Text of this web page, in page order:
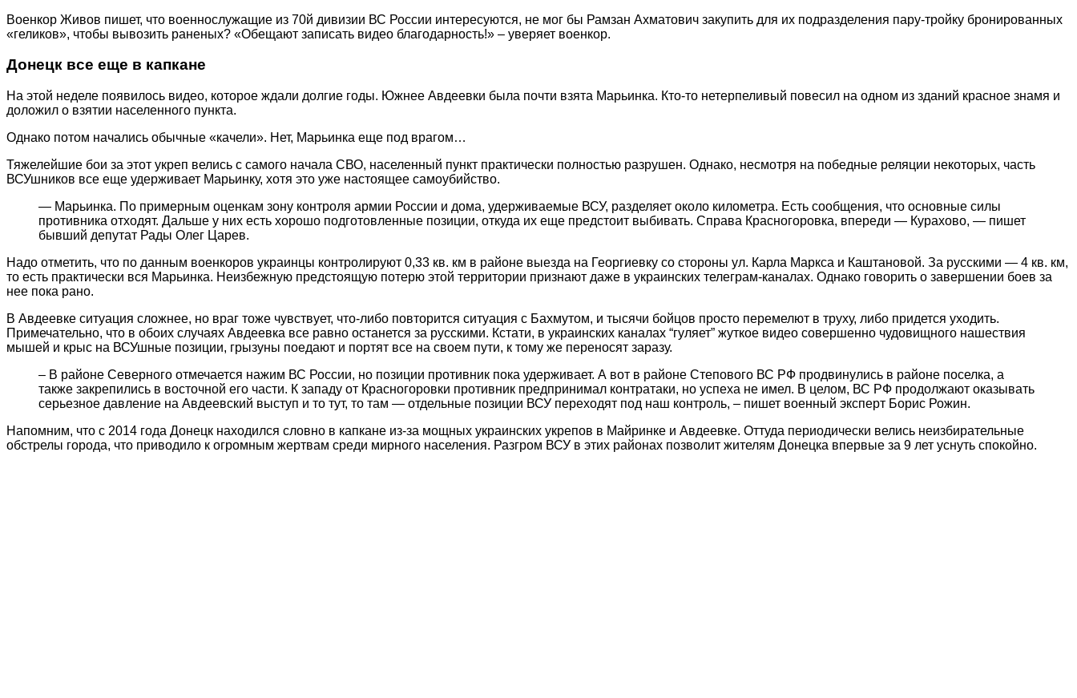
Военкор Живов пишет, что военнослужащие из 70й дивизии ВС России интересуются, не мог бы Рамзан Ахматович закупить для их подразделения пару-тройку бронированных
«геликов», чтобы вывозить раненых? «Обещают записать видео благодарность!» – уверяет военкор.
Донецк все еще в капкане
На этой неделе появилось видео, которое ждали долгие годы. Южнее Авдеевки была почти взята Марьинка. Кто-то нетерпеливый повесил на одном из зданий красное знамя и
доложил о взятии населенного пункта.
Однако потом начались обычные «качели». Нет, Марьинка еще под врагом…
Тяжелейшие бои за этот укреп велись с самого начала СВО, населенный пункт практически полностью разрушен. Однако, несмотря на победные реляции некоторых, часть
ВСУшников все еще удерживает Марьинку, хотя это уже настоящее самоубийство.
— Марьинка. По примерным оценкам зону контроля армии России и дома, удерживаемые ВСУ, разделяет около километра. Есть сообщения, что основные силы
противника отходят. Дальше у них есть хорошо подготовленные позиции, откуда их еще предстоит выбивать. Справа Красногоровка, впереди — Курахово, — пишет
бывший депутат Рады Олег Царев.
Надо отметить, что по данным военкоров украинцы контролируют 0,33 кв. км в районе выезда на Георгиевку со стороны ул. Карла Маркса и Каштановой. За русскими — 4 кв. км,
то есть практически вся Марьинка. Неизбежную предстоящую потерю этой территории признают даже в украинских телеграм-каналах. Однако говорить о завершении боев за
нее пока рано.
В Авдеевке ситуация сложнее, но враг тоже чувствует, что-либо повторится ситуация с Бахмутом, и тысячи бойцов просто перемелют в труху, либо придется уходить.
Примечательно, что в обоих случаях Авдеевка все равно останется за русскими. Кстати, в украинских каналах “гуляет” жуткое видео совершенно чудовищного нашествия
мышей и крыс на ВСУшные позиции, грызуны поедают и портят все на своем пути, к тому же переносят заразу.
– В районе Северного отмечается нажим ВС России, но позиции противник пока удерживает. А вот в районе Степового ВС РФ продвинулись в районе поселка, а
также закрепились в восточной его части. К западу от Красногоровки противник предпринимал контратаки, но успеха не имел. В целом, ВС РФ продолжают оказывать
серьезное давление на Авдеевский выступ и то тут, то там — отдельные позиции ВСУ переходят под наш контроль, – пишет военный эксперт Борис Рожин.
Напомним, что с 2014 года Донецк находился словно в капкане из-за мощных украинских укрепов в Майринке и Авдеевке. Оттуда периодически велись неизбирательные
обстрелы города, что приводило к огромным жертвам среди мирного населения. Разгром ВСУ в этих районах позволит жителям Донецка впервые за 9 лет уснуть спокойно.